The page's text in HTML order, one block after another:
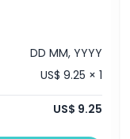
DD MM, YYYY
US$ 9.25 × 1
US$ 9.25